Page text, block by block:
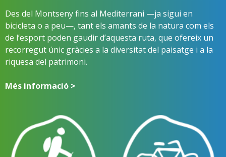
Des del Montseny fins al Mediterrani —ja sigui en
bicicleta o a peu—, tant els amants de la natura com els
de l’esport poden gaudir d’aquesta ruta, que ofereix un
recorregut únic gràcies a la diversitat del paisatge i a la
riquesa del patrimoni.
Més informació >